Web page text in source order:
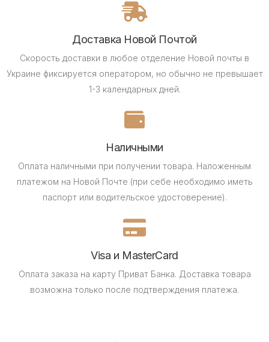
Доставка Новой Почтой
Скорость доставки в любое отделение Новой почты в
Украине фиксируется оператором, но обычно не превышает
1-3 календарных дней.
Наличными
Оплата наличными при получении товара. Наложенным
платежом на Новой Почте (при себе необходимо иметь
паспорт или водительское удостоверение).
Visa и MasterCard
Оплата заказа на карту Приват Банка. Доставка товара
возможна только после подтверждения платежа.